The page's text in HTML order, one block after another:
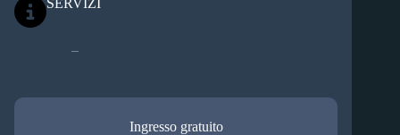
–
Ingresso gratuito